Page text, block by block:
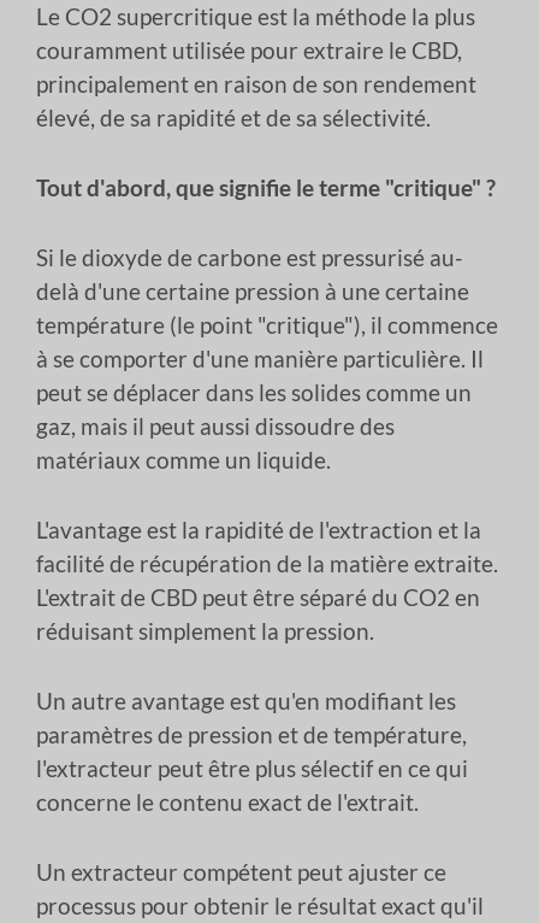
Le CO2 supercritique est la méthode la plus
couramment utilisée pour extraire le CBD,
principalement en raison de son rendement
élevé, de sa rapidité et de sa sélectivité.
Tout d'abord, que signifie le terme "critique" ?
Si le dioxyde de carbone est pressurisé au-
delà d'une certaine pression à une certaine
température (le point "critique"), il commence
à se comporter d'une manière particulière. Il
peut se déplacer dans les solides comme un
gaz, mais il peut aussi dissoudre des
matériaux comme un liquide.
L'avantage est la rapidité de l'extraction et la
facilité de récupération de la matière extraite.
L'extrait de CBD peut être séparé du CO2 en
réduisant simplement la pression.
Un autre avantage est qu'en modifiant les
paramètres de pression et de température,
l'extracteur peut être plus sélectif en ce qui
concerne le contenu exact de l'extrait.
Un extracteur compétent peut ajuster ce
processus pour obtenir le résultat exact qu'il